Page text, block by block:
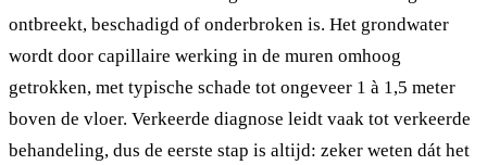
ontbreekt, beschadigd of onderbroken is. Het grondwater
wordt door capillaire werking in de muren omhoog
getrokken, met typische schade tot ongeveer 1 à 1,5 meter
boven de vloer. Verkeerde diagnose leidt vaak tot verkeerde
behandeling, dus de eerste stap is altijd: zeker weten dát het